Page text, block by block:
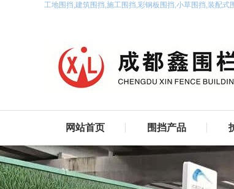
工地围挡,建筑围挡,施工围挡,彩钢板围挡,小草围挡,装配式
网站首页 围挡产品